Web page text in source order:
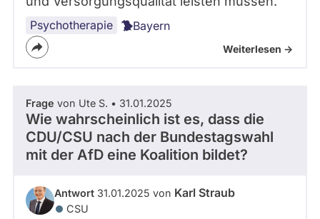
Psychotherapie Bayern
Weiterlesen ->
Frage von Ute S. • 31.01.2025
Wie wahrscheinlich ist es, dass die
CDU/CSU nach der Bundestagswahl
mit der AfD eine Koalition bildet?
Antwort 31.01.2025 von Karl Straub
CSU